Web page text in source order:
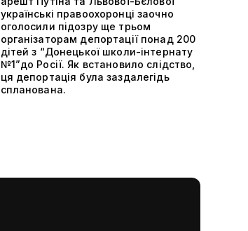
українські правоохоронці заочно
оголосили підозру ще трьом
організаторам депортації понад 200
дітей з “Донецької школи-інтернату
№1”до Росії. Як встановило слідство,
ця депортація була заздалегідь
спланована.